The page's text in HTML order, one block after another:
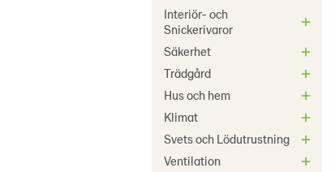
Interiör- och
Snickerivaror
Säkerhet
Trädgård
Hus och hem
Klimat
Svets och Lödutrustning
Ventilation